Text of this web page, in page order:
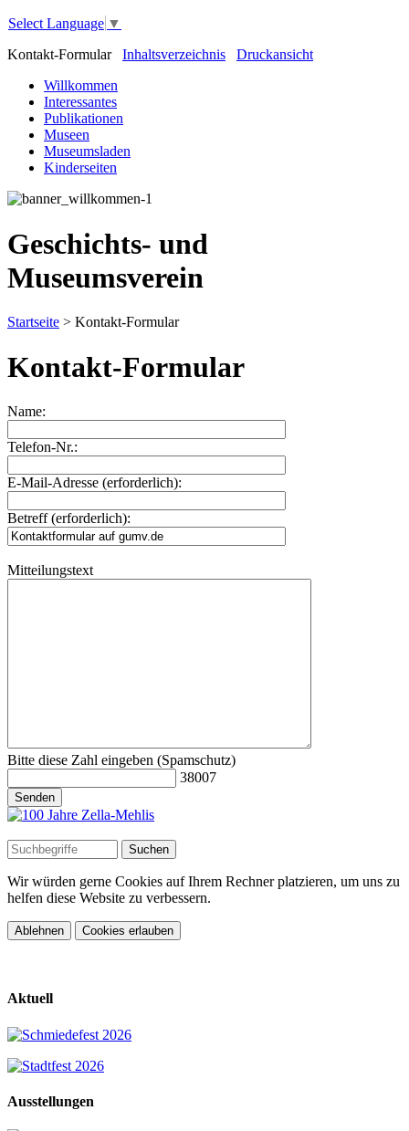
Select Language ▼
Kontakt-Formular Inhaltsverzeichnis
Druckansicht
Willkommen
Interessantes
Publikationen
Museen
Museumsladen
Kinderseiten
Geschichts- und
Museumsverein
Startseite > Kontakt-Formular
Kontakt-Formular
Name:
Telefon-Nr.:
E-Mail-Adresse (erforderlich):
Betreff (erforderlich):
Mitteilungstext
Bitte diese Zahl eingeben (Spamschutz)
38007
Wir würden gerne Cookies auf Ihrem Rechner platzieren, um uns zu
helfen diese Website zu verbessern.
Ablehnen Cookies erlauben
Aktuell
Ausstellungen